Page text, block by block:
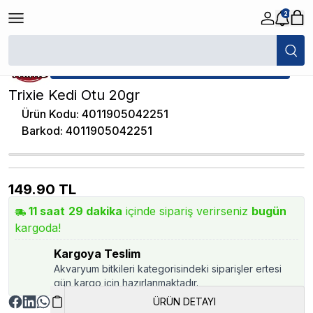
2
/
★ Atakan Petshop, Trixie yetkili satıcısıdır.
Trixie Kedi Otu 20gr
Ürün Kodu: 4011905042251
Barkod: 4011905042251
149.90 TL
11 saat 29 dakika içinde sipariş verirseniz bugün
kargoda!
Kargoya Teslim
Akvaryum bitkileri kategorisindeki siparişler ertesi
gün kargo için hazırlanmaktadır.
ÜRÜN DETAYI